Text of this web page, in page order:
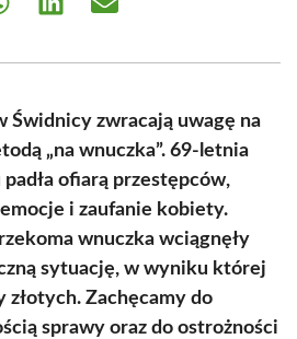
Share Share
Świdnicy zwracają uwagę na
„na wnuczka”. 69-letnia
ofiarą przestępców,
i zaufanie kobiety.
wnuczka wciągnęły
sytuację, w wyniku której
złotych. Zachęcamy do
sprawy oraz do ostrożności